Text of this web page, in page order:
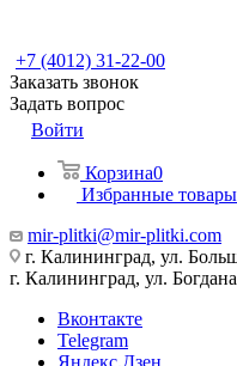
+7 (4012) 31-22-00
Заказать звонок
Задать вопрос
Войти
Корзина0
Избранные товары
mir-plitki@mir-plitki.com
г. Калининград, ул.
г. Калининград, ул.
Вконтакте
Telegram
Яндекс.Дзен